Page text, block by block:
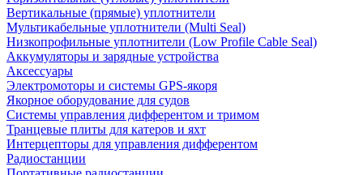
Вертикальные (прямые) уплотнители
Мультикабельные уплотнители (Multi Seal)
Низкопрофильные уплотнители (Low Profile Cable Seal)
Аккумуляторы и зарядные устройства
Аксессуары
Электромоторы и системы GPS-якоря
Якорное оборудование для судов
Системы управления дифферентом и тримом
Транцевые плиты для катеров и яхт
Интерцепторы для управления дифферентом
Радиостанции